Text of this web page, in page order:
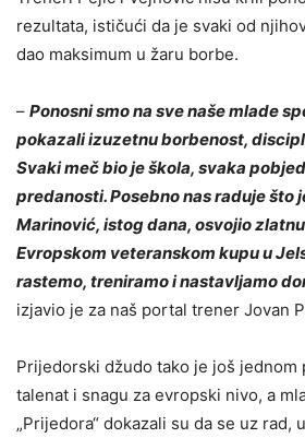
rezultata, ističući da je svaki od
dao maksimum u žaru borbe.
– Ponosni smo na sve naše mlade
pokazali izuzetnu borbenost,
Svaki meč bio je škola, svaka
predanosti. Posebno nas raduje što
Marinović, istog dana, osvojio
Evropskom veteranskom kupu u
rastemo, treniramo i nastavljamo
izjavio je za naš portal trener Jovan
Prijedorski džudo tako je još jednom
talenat i snagu za evropski nivo, a
„Prijedora“ dokazali su da se uz rad,